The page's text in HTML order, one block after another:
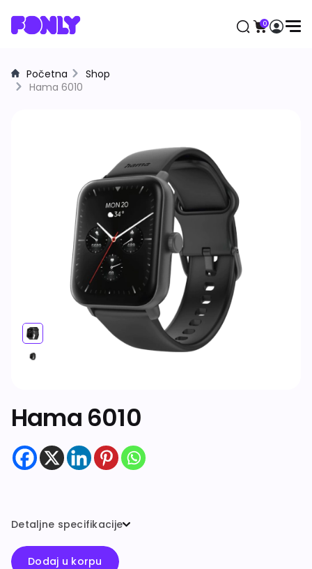
Aktuelno
Dodatna oprema
0
Početna
Shop
Hama 6010
Hama 6010
Detaljne specifikacije
Dodaj u korpu